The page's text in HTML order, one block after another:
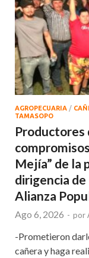
AGROPECUARIA /
TAMASOPO
Productores
Mejía” de la
dirigencia de
Alianza
Ago 6, 2026 - por
-Prometieron
cañera y haga